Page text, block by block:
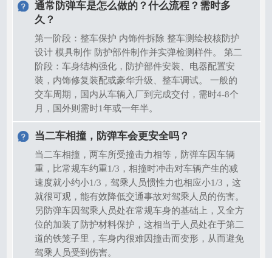
通常防弹车是怎么做的？什么流程？需时多
久？
第一阶段：整车保护 内饰件拆除 整车测绘校核防护
设计 模具制作 防护部件制作并实弹检测样件。 第二
阶段：车身结构强化，防护部件安装、电器配置安
装，内饰修复装配或豪华升级、整车调试。 一般的
交车周期，国内从车辆入厂到完成交付，需时4-8个
月，国外则需时1年或一年半。
当二车相撞，防弹车会更安全吗？
当二车相撞，两车所受撞击力相等，防弹车因车辆
重，比常规车约重1/3，相撞时冲击对车辆产生的减
速度就小约小1/3，驾乘人员惯性力也相应小1/3，这
就很可观，能有效降低交通事故对驾乘人员的伤害。
另防弹车因驾乘人员处在常规车身的基础上，又全方
位的加装了防护材料保护，这相当于人员处在于第二
道的铁笼子里，车身内很难因撞击而变形，从而避免
驾乘人员受到伤害。